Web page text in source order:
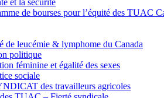
et la sécurité
de bourses pour l’équité des TUAC
de leucémie & lymphome du Canada
politique
féminine et égalité des sexes
sociale
des travailleurs agricoles